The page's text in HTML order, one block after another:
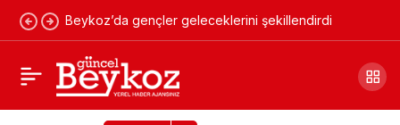
Beykoz’da gençler geleceklerini şekillendirdi
İşte Paşabahçe Tekel arazisinin yeni sahibi!
Yorum Yap Paylaş